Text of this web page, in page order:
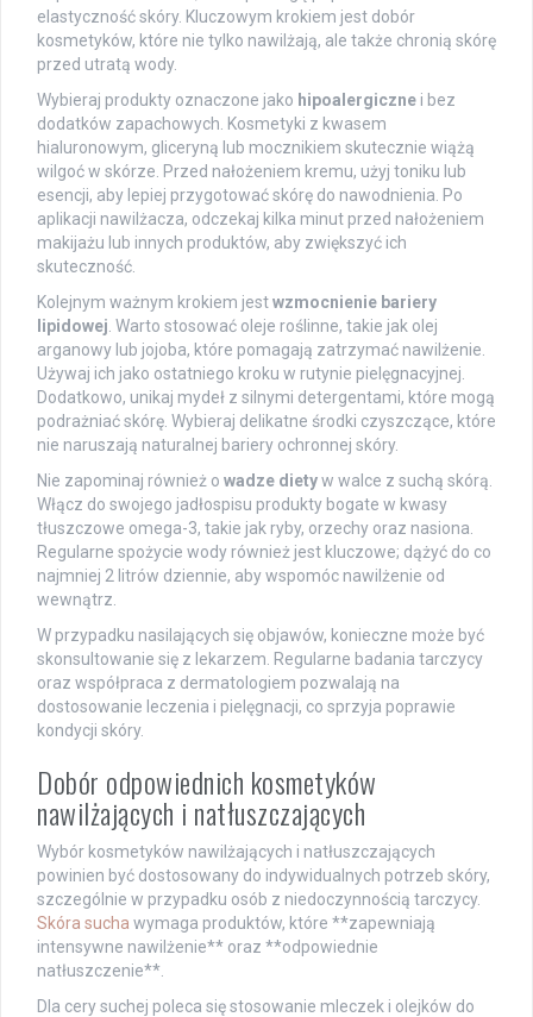
elastyczność skóry. Kluczowym krokiem jest dobór
kosmetyków, które nie tylko nawilżają, ale także chronią skórę
przed utratą wody.
Wybieraj produkty oznaczone jako hipoalergiczne i bez
dodatków zapachowych. Kosmetyki z kwasem
hialuronowym, gliceryną lub mocznikiem skutecznie wiążą
wilgoć w skórze. Przed nałożeniem kremu, użyj toniku lub
esencji, aby lepiej przygotować skórę do nawodnienia. Po
aplikacji nawilżacza, odczekaj kilka minut przed nałożeniem
makijażu lub innych produktów, aby zwiększyć ich
skuteczność.
Kolejnym ważnym krokiem jestwzmocnienie bariery
lipidowej . Warto stosować oleje roślinne, takie jak olej
arganowy lub jojoba, które pomagają zatrzymać nawilżenie.
Używaj ich jako ostatniego kroku w rutynie pielęgnacyjnej.
Dodatkowo, unikaj mydeł z silnymi detergentami, które mogą
podrażniać skórę. Wybieraj delikatne środki czyszczące, które
nie naruszają naturalnej bariery ochronnej skóry.
Nie zapominaj również o wadze dietyw walce z suchą skórą.
Włącz do swojego jadłospisu produkty bogate w kwasy
tłuszczowe omega-3, takie jak ryby, orzechy oraz nasiona.
Regularne spożycie wody również jest kluczowe; dążyć do co
najmniej 2 litrów dziennie, aby wspomóc nawilżenie od
wewnątrz.
W przypadku nasilających się objawów, konieczne może być
skonsultowanie się z lekarzem. Regularne badania tarczycy
oraz współpraca z dermatologiem pozwalają na
dostosowanie leczenia i pielęgnacji, co sprzyja poprawie
kondycji skóry.
Dobór odpowiednich kosmetyków
nawilżających i natłuszczających
Wybór kosmetyków nawilżających i natłuszczających
powinien być dostosowany do indywidualnych potrzeb skóry,
szczególnie w przypadku osób z niedoczynnością tarczycy.
Skóra sucha wymaga produktów, które **zapewniają
intensywne nawilżenie** oraz **odpowiednie
natłuszczenie**.
Dla cery suchej poleca się stosowanie mleczek i olejków do